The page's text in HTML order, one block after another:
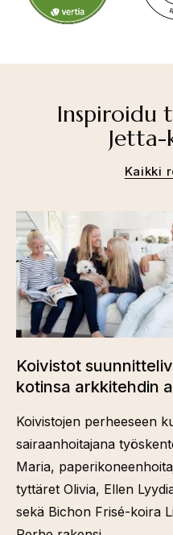
Inspiroidu
Jetta-
Kaikki
Koivistot
kotinsa arkkitehdin
Koivistojen perheeseen
sairaanhoitajana
Maria,
tyttäret Olivia, Ellen
sekä Bichon Frisé-koira